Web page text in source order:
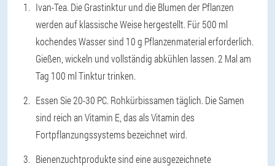
Ivan-Tea. Die Grastinktur und die Blumen der Pflanzen
werden auf klassische Weise hergestellt. Für 500 ml
kochendes Wasser sind 10 g Pflanzenmaterial erforderlich.
Gießen, wickeln und vollständig abkühlen lassen. 2 Mal am
Tag 100 ml Tinktur trinken.
Essen Sie 20-30 PC. Rohkürbissamen täglich. Die Samen
sind reich an Vitamin E, das als Vitamin des
Fortpflanzungssystems bezeichnet wird.
Bienenzuchtprodukte sind eine ausgezeichnete